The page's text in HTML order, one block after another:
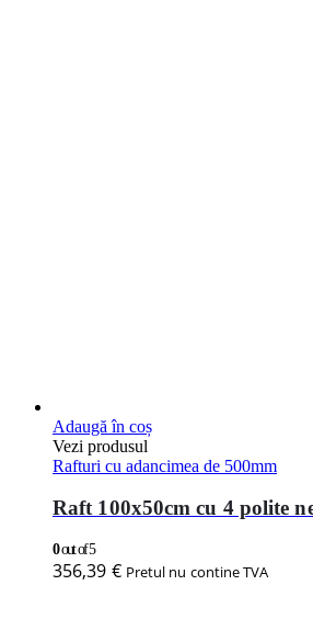
Adaugă în coș
Vezi produsul
Rafturi cu adancimea de 500mm
Raft 100x50cm cu 4 polite
0out of 5
356,39 € Pretul nu contine TVA